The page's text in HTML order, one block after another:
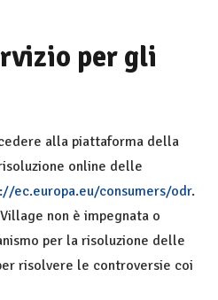
per gli
alla piattaforma della
online delle
ec.europa.eu/consumers/odr.
non è impegnata o
per la risoluzione delle
risolvere le controversie coi